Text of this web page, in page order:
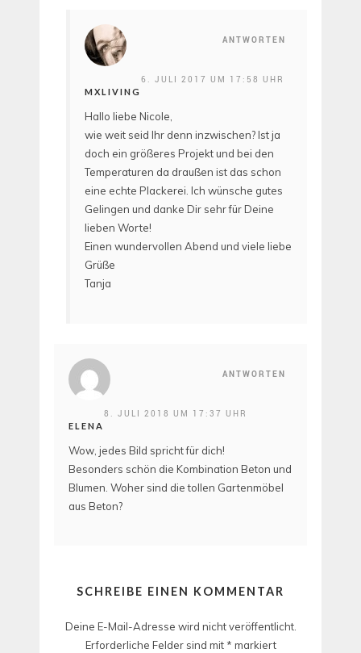
ANTWORTEN
MXLIVING
6. JULI 2017 UM 17:58 UHR
Hallo liebe Nicole,
wie weit seid Ihr denn inzwischen? Ist ja
doch ein größeres Projekt und bei den
Temperaturen da draußen ist das schon
eine echte Plackerei. Ich wünsche gutes
Gelingen und danke Dir sehr für Deine
lieben Worte!
Einen wundervollen Abend und viele liebe
Grüße
Tanja
ANTWORTEN
ELENA
8. JULI 2018 UM 17:37 UHR
Wow, jedes Bild spricht für dich!
Besonders schön die Kombination Beton und
Blumen. Woher sind die tollen Gartenmöbel
aus Beton?
SCHREIBE EINEN KOMMENTAR
Deine E-Mail-Adresse wird nicht veröffentlicht.
Erforderliche Felder sind mit * markiert